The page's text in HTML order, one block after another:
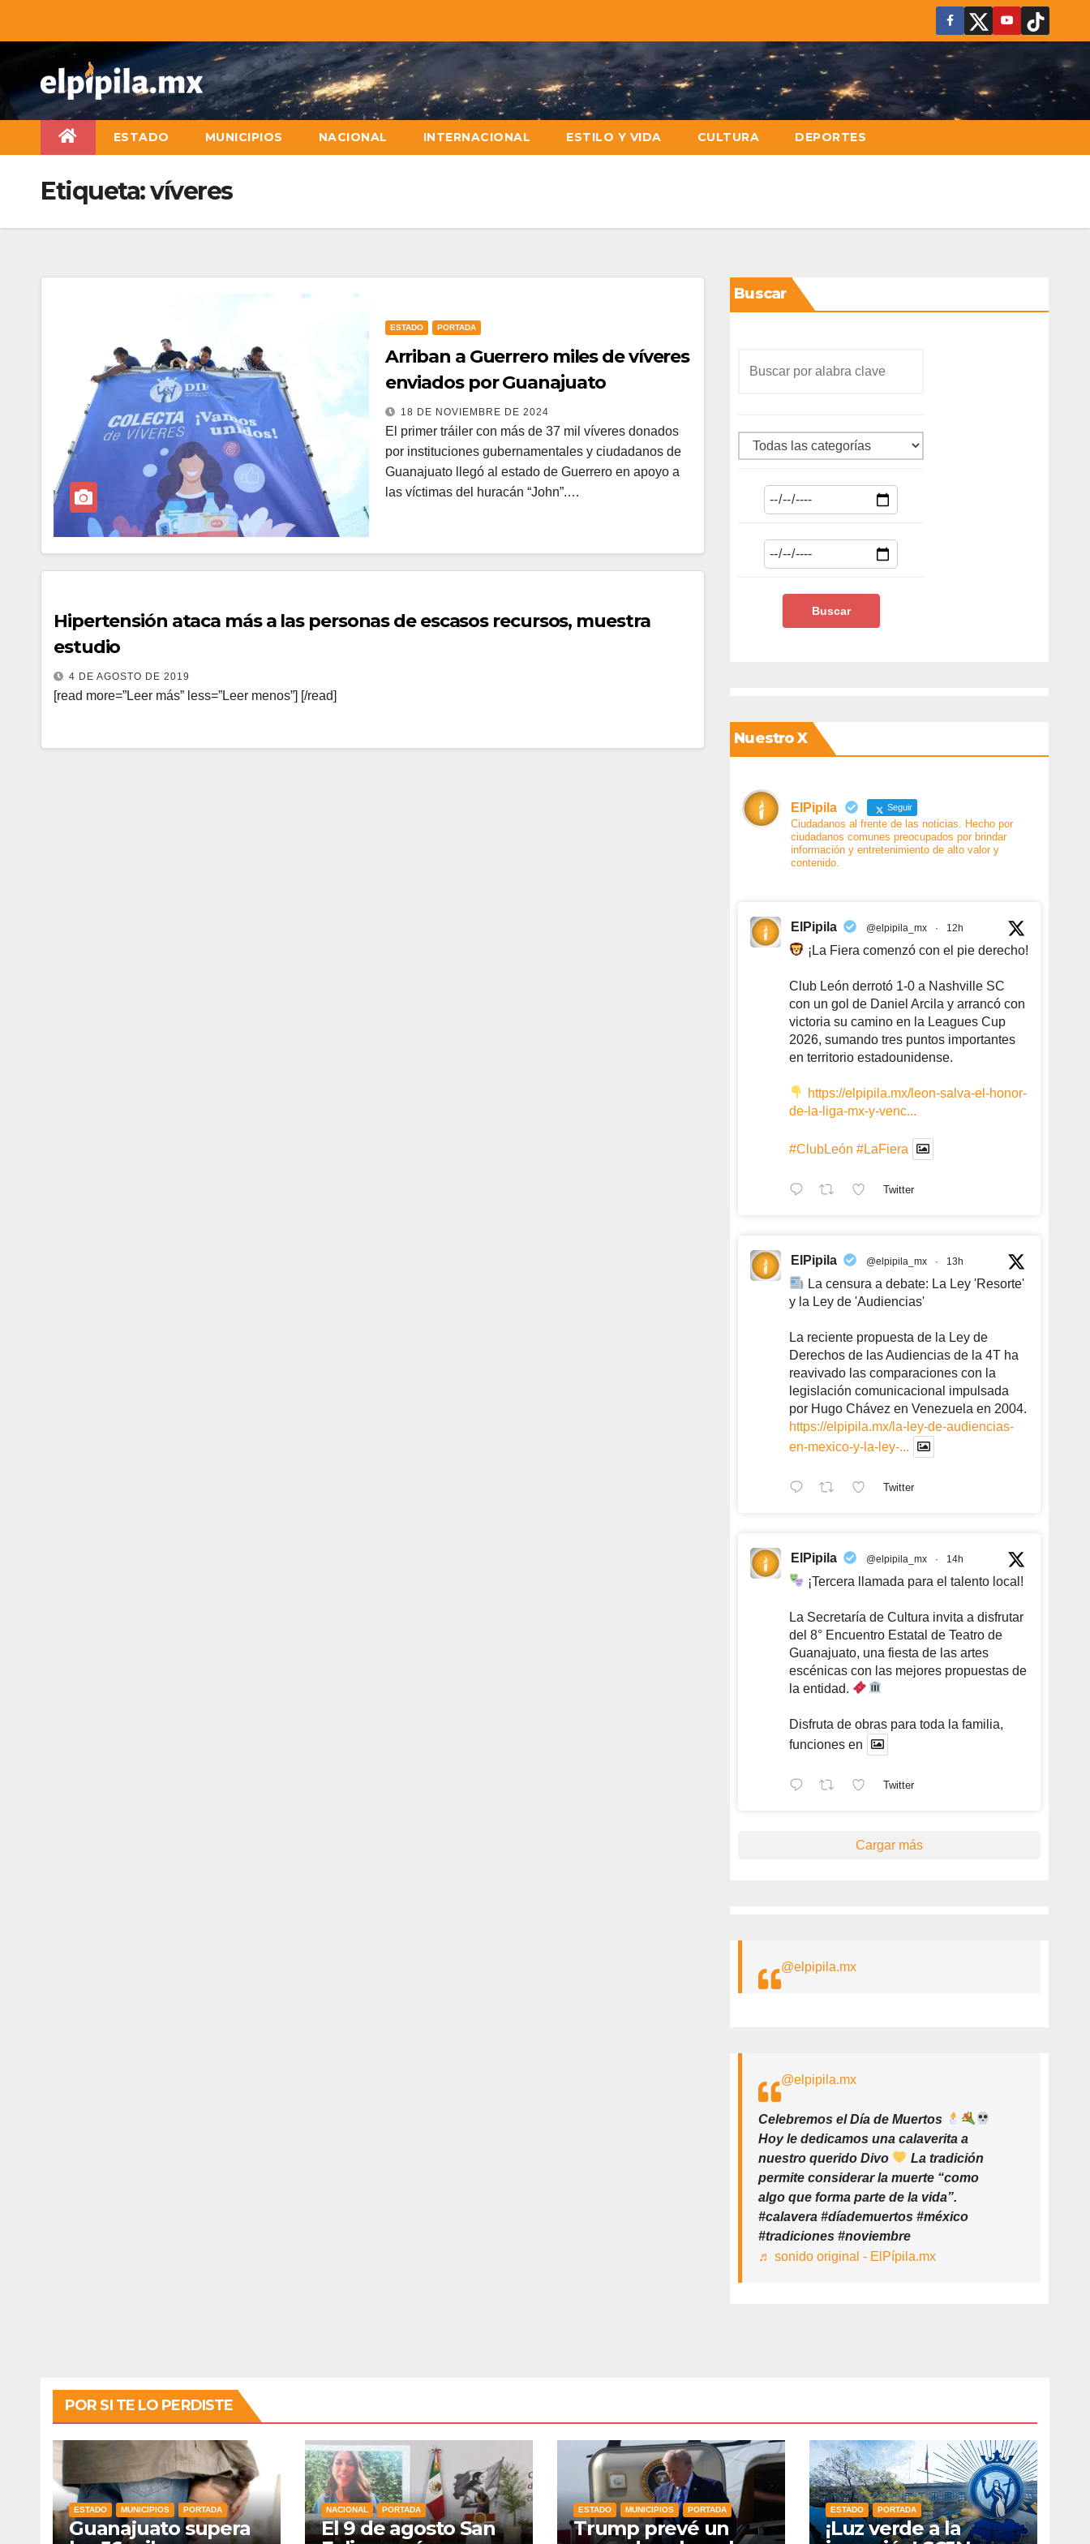
ESTADO MUNICIPIOS NACIONAL INTERNACIONAL ESTILO Y VIDA CULTURA DEPORTES
Etiqueta:víveres
ESTADO PORTADA
Arriban a Guerrero miles de víveres
enviados por Guanajuato
18 DE NOVIEMBRE DE 2024
El primer tráiler con más de 37 mil víveres donados
por instituciones gubernamentales y ciudadanos de
Guanajuato llegó al estado de Guerrero en apoyo a
las víctimas del huracán “John”.…
Hipertensión ataca más a las personas de escasos recursos, muestra
estudio
4 DE AGOSTO DE 2019
[read more=”Leer más” less=”Leer menos”] [/read]
Buscar
Nuestro X
ElPipila Seguir
Ciudadanos al frente de las noticias. Hecho por
ciudadanos comunes preocupados por brindar
información y entretenimiento de alto valor y
contenido.
ElPipila @elpipila_mx · 12h
¡La Fiera comenzó con el pie derecho!
Club León derrotó 1-0 a Nashville SC
con un gol de Daniel Arcila y arrancó con
victoria su camino en la Leagues Cup
2026, sumando tres puntos importantes
en territorio estadounidense.
https://elpipila.mx/leon-salva-el-honor-
de-la-liga-mx-y-venc...
#ClubLeón #LaFiera
Twitter
ElPipila @elpipila_mx · 13h
La censura a debate: La Ley 'Resorte'
y la Ley de 'Audiencias'
La reciente propuesta de la Ley de
Derechos de las Audiencias de la 4T ha
reavivado las comparaciones con la
legislación comunicacional impulsada
por Hugo Chávez en Venezuela en 2004.
https://elpipila.mx/la-ley-de-audiencias-
en-mexico-y-la-ley-...
Twitter
ElPipila @elpipila_mx · 14h
¡Tercera llamada para el talento local!
La Secretaría de Cultura invita a disfrutar
del 8° Encuentro Estatal de Teatro de
Guanajuato, una fiesta de las artes
escénicas con las mejores propuestas de
la entidad.
Disfruta de obras para toda la familia,
funciones en
Twitter
Cargar más
@elpipila.mx
@elpipila.mx
Celebremos el Día de Muertos
Hoy le dedicamos una calaverita a
nuestro querido Divo
La tradición
permite considerar la muerte “como
algo que forma parte de la vida”.
#calavera #díademuertos #méxico
#tradiciones #noviembre
♬ sonido original - ElPípila.mx
POR SI TE LO PERDISTE
ESTADO MUNICIPIOS PORTADA
Guanajuato supera
NACIONAL PORTADA
El 9 de agosto San
ESTADO MUNICIPIOS PORTADA
Trump prevé un
ESTADO PORTADA
¡Luz verde a la